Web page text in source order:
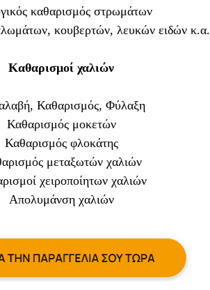
καθαρισμός στρωμάτων
κουβερτών, λευκών ειδών κ.α.
Καθαρισμοί χαλιών
Καθαρισμός, Φύλαξη
Καθαρισμός μοκετών
Καθαρισμός φλοκάτης
μεταξωτών χαλιών
χειροποίητων χαλιών
Απολυμάνση χαλιών